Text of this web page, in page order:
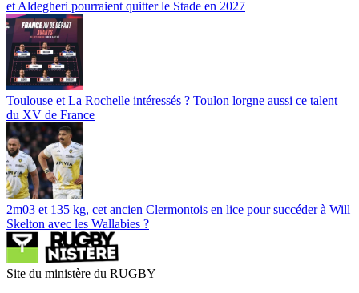
et Aldegheri pourraient quitter le Stade en 2027
Toulouse et La Rochelle intéressés ? Toulon lorgne aussi ce talent
du XV de France
2m03 et 135 kg, cet ancien Clermontois en lice pour succéder à Will
Skelton avec les Wallabies ?
Site du ministère du RUGBY